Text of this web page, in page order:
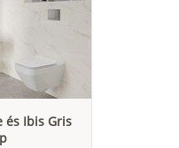
és Ibis Gris